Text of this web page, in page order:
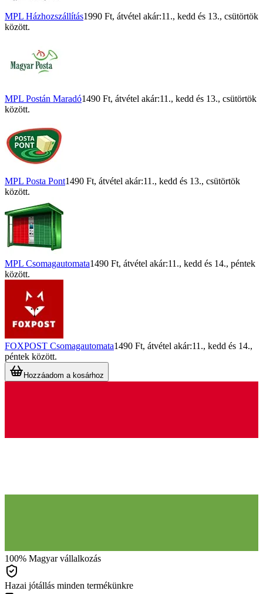
MPL Házhozszállítás1990 Ft, átvétel akár:11., kedd és 13., csütörtök
között.
MPL Postán Maradó1490 Ft, átvétel akár:11., kedd és 13., csütörtök
között.
MPL Posta Pont1490 Ft, átvétel akár:11., kedd és 13., csütörtök
között.
MPL Csomagautomata1490 Ft, átvétel akár:11., kedd és 14., péntek
között.
FOXPOST Csomagautomata1490 Ft, átvétel akár:11., kedd és 14.,
péntek között.
Hozzáadom a kosárhoz
100% Magyar vállalkozás
Hazai jótállás minden termékünkre